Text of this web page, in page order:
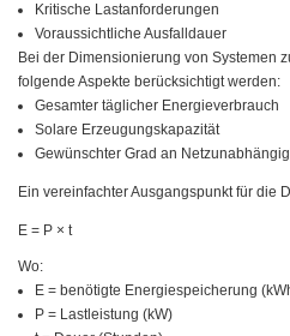
Kritische Lastanforderungen
Voraussichtliche Ausfalldauer
Bei der Dimensionierung von Systemen
folgende Aspekte berücksichtigt werden:
Gesamter täglicher Energieverbrauch
Solare Erzeugungskapazität
Gewünschter Grad an
Ein vereinfachter Ausgangspunkt für die
E = P × t
Wo:
E = benötigte Energiespeicherung
P = Lastleistung (kW)